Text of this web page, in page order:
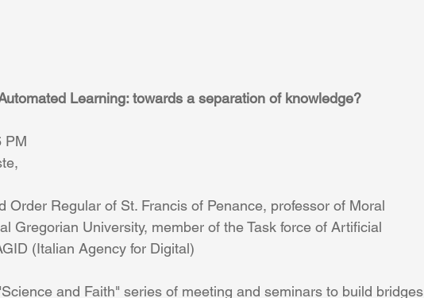
Learning: towards a separation of knowledge?
PM
Order Regular of St. Francis of Penance, professor of Moral
Gregorian University, member of the Task force of Artificial
(Italian Agency for Digital)
and Faith" series of meeting and seminars to build bridges